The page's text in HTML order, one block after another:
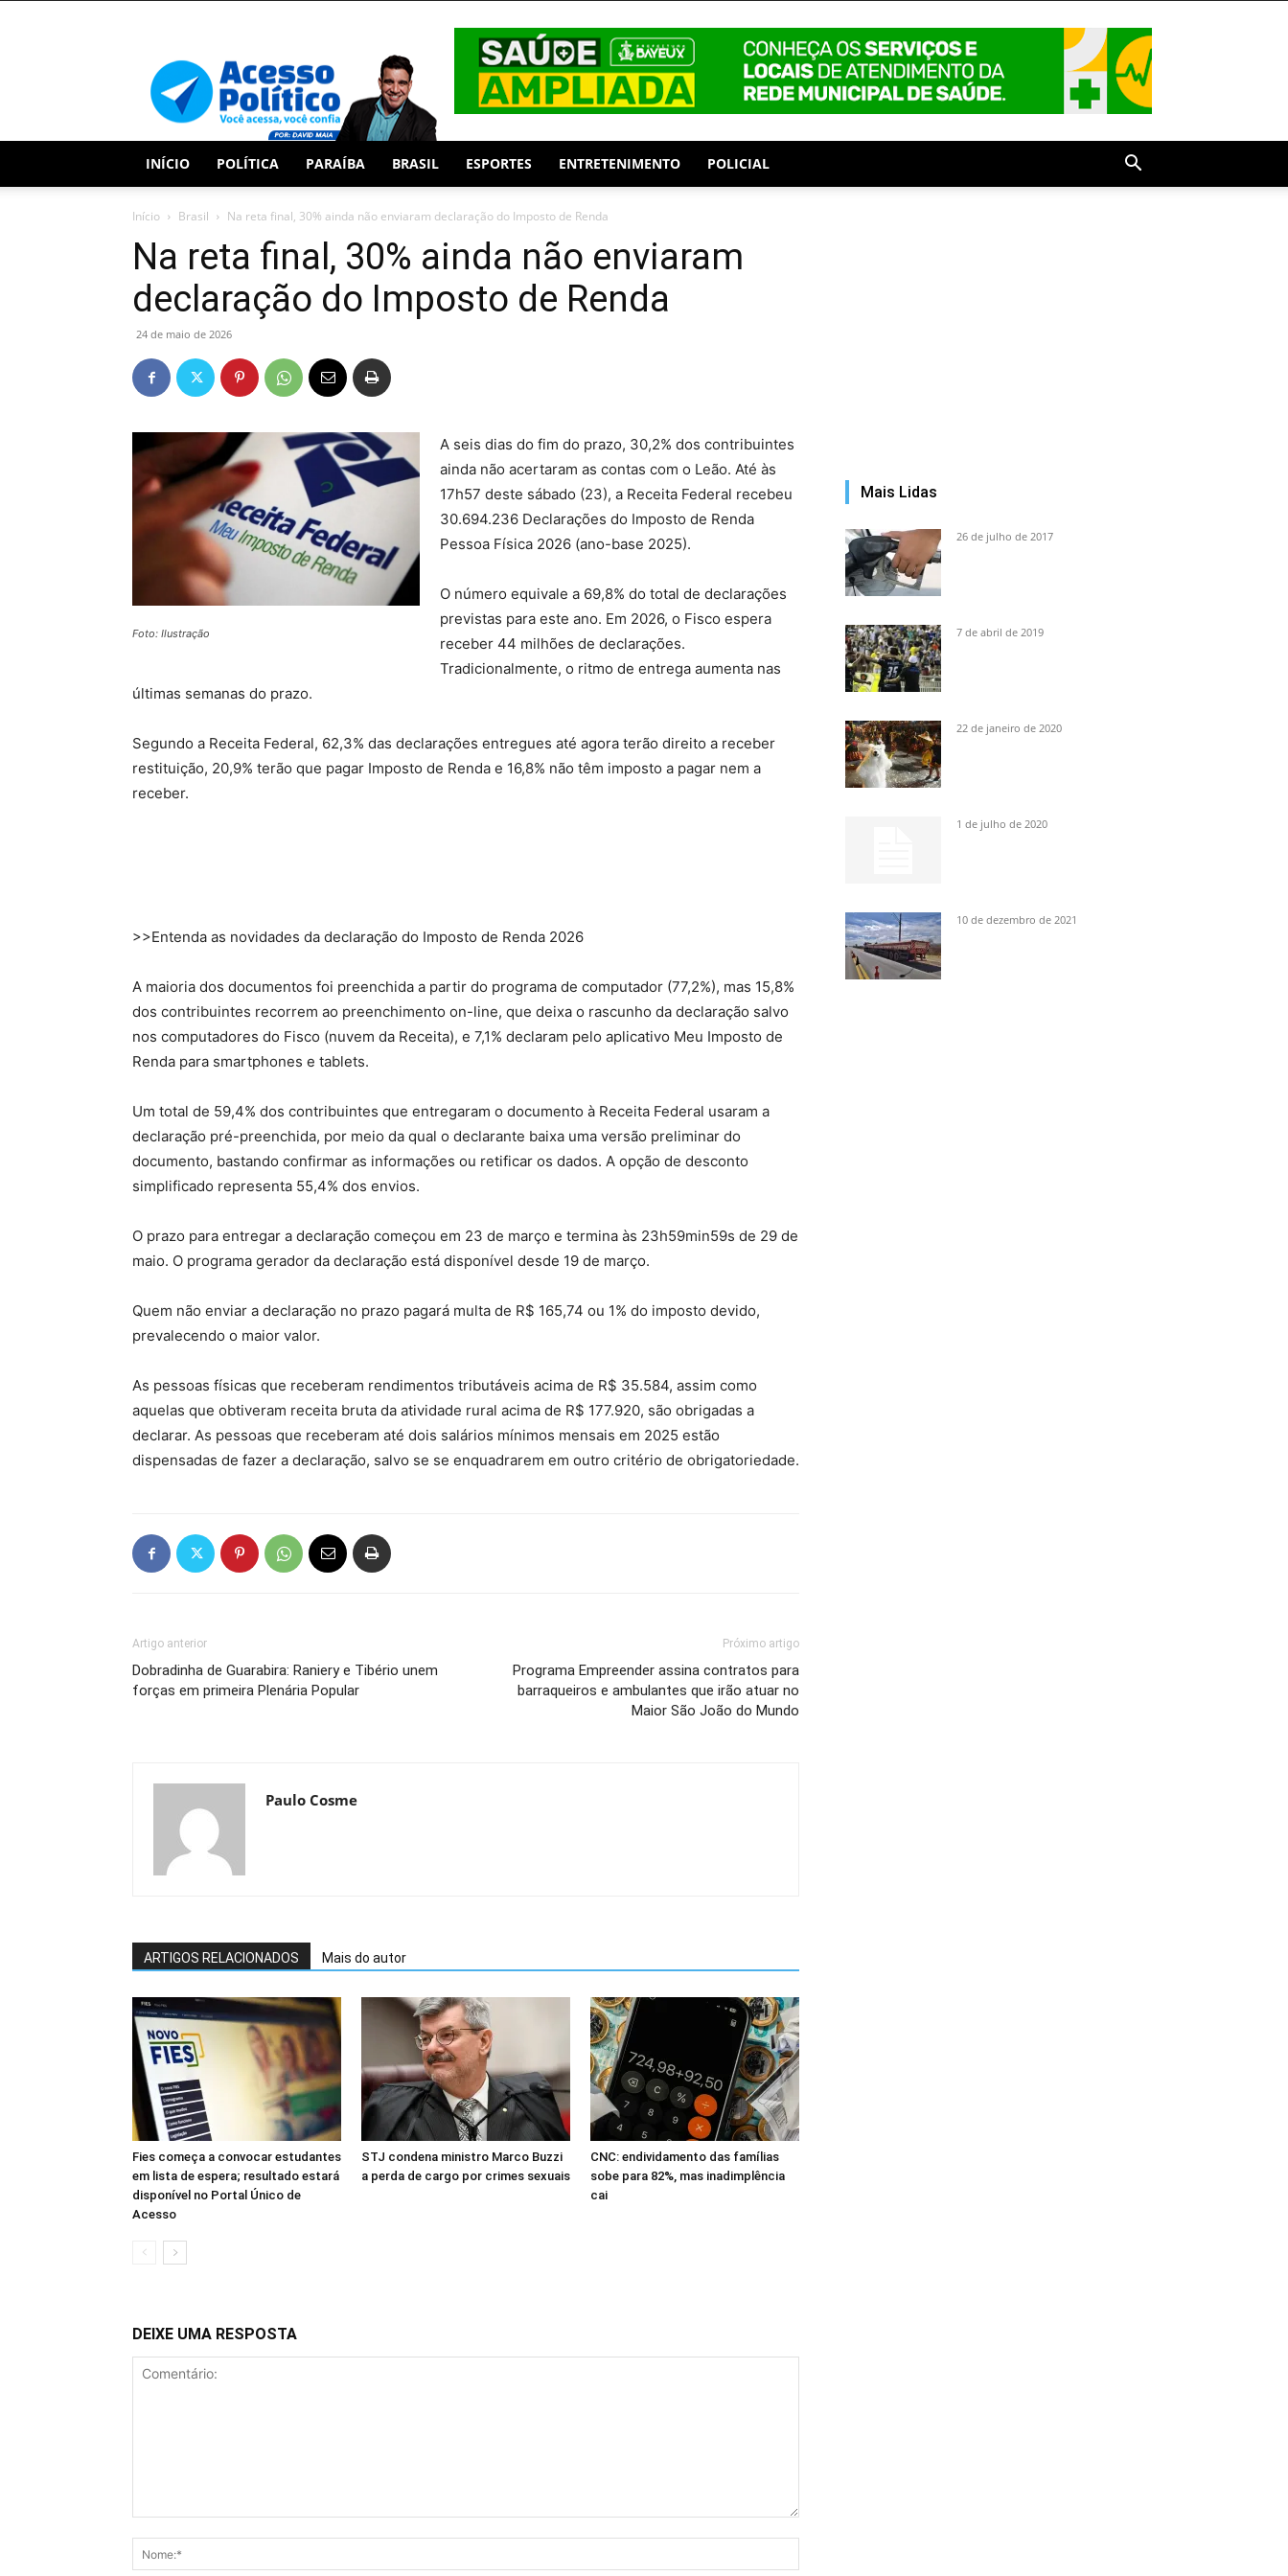
INÍCIO POLÍTICA PARAÍBA BRASIL ESPORTES ENTRETENIMENTO POLICIAL
Início Brasil Na reta final, 30% ainda não enviaram declaração do Imposto de Renda
Na reta final, 30% ainda não enviaram
declaração do Imposto de Renda
24 de maio de 2026
Foto: Ilustração
A seis dias do fim do prazo, 30,2% dos contribuintes
ainda não acertaram as contas com o Leão. Até às
17h57 deste sábado (23), a Receita Federal recebeu
30.694.236 Declarações do Imposto de Renda
Pessoa Física 2026 (ano-base 2025).
O número equivale a 69,8% do total de declarações
previstas para este ano. Em 2026, o Fisco espera
receber 44 milhões de declarações.
Tradicionalmente, o ritmo de entrega aumenta nas
últimas semanas do prazo.
Segundo a Receita Federal, 62,3% das declarações entregues até agora terão direito a receber
restituição, 20,9% terão que pagar Imposto de Renda e 16,8% não têm imposto a pagar nem a
receber.
>>Entenda as novidades da declaração do Imposto de Renda 2026
A maioria dos documentos foi preenchida a partir do programa de computador (77,2%), mas 15,8%
dos contribuintes recorrem ao preenchimento on-line, que deixa o rascunho da declaração salvo
nos computadores do Fisco (nuvem da Receita), e 7,1% declaram pelo aplicativo Meu Imposto de
Renda para smartphones e tablets.
Um total de 59,4% dos contribuintes que entregaram o documento à Receita Federal usaram a
declaração pré-preenchida, por meio da qual o declarante baixa uma versão preliminar do
documento, bastando confirmar as informações ou retificar os dados. A opção de desconto
simplificado representa 55,4% dos envios.
O prazo para entregar a declaração começou em 23 de março e termina às 23h59min59s de 29 de
maio. O programa gerador da declaração está disponível desde 19 de março.
Quem não enviar a declaração no prazo pagará multa de R$ 165,74 ou 1% do imposto devido,
prevalecendo o maior valor.
As pessoas físicas que receberam rendimentos tributáveis acima de R$ 35.584, assim como
aquelas que obtiveram receita bruta da atividade rural acima de R$ 177.920, são obrigadas a
declarar. As pessoas que receberam até dois salários mínimos mensais em 2025 estão
dispensadas de fazer a declaração, salvo se se enquadrarem em outro critério de obrigatoriedade.
Artigo anterior
Dobradinha de Guarabira: Raniery e Tibério unem
forças em primeira Plenária Popular
Próximo artigo
Programa Empreender assina contratos para
barraqueiros e ambulantes que irão atuar no
Maior São João do Mundo
Paulo Cosme
ARTIGOS RELACIONADOS Mais do autor
Fies começa a convocar estudantes
em lista de espera; resultado estará
disponível no Portal Único de
Acesso
STJ condena ministro Marco Buzzi
a perda de cargo por crimes sexuais
CNC: endividamento das famílias
sobe para 82%, mas inadimplência
cai
DEIXE UMA RESPOSTA
Mais Lidas
26 de julho de 2017
7 de abril de 2019
22 de janeiro de 2020
1 de julho de 2020
10 de dezembro de 2021